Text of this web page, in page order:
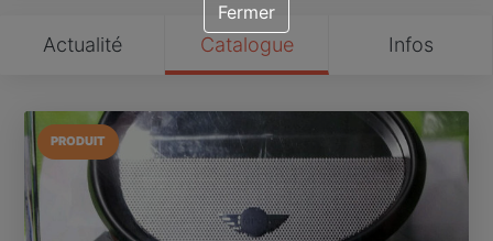
Actualité Catalogue Infos
PRODUIT
Fermer